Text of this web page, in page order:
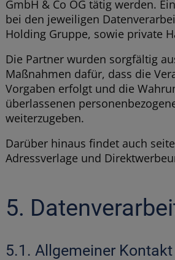
GmbH & Co OG tätig werden.
bei den jeweiligen
Holding Gruppe, sowie private
Die Partner wurden sorgfältig
Maßnahmen dafür, dass die
Vorgaben erfolgt und die
überlassenen
weiterzugeben.
Darüber hinaus findet auch
Adressverlage und
5.
5.1. Allgemeiner Kontakt